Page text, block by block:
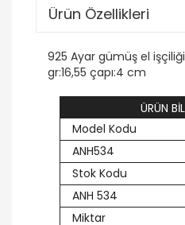
Ürün Özellikleri
925 Ayar gümüş el
gr:16,55 çapı:4 cm
ÜRÜN
Model Kodu
ANH534
Stok Kodu
ANH 534
Miktar